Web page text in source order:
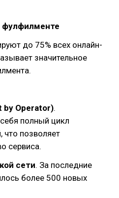
фулфилменте
до 75% всех онлайн-
значительное
by Operator).
полный цикл
что позволяет
сервиса.
сети. За последние
более 500 новых